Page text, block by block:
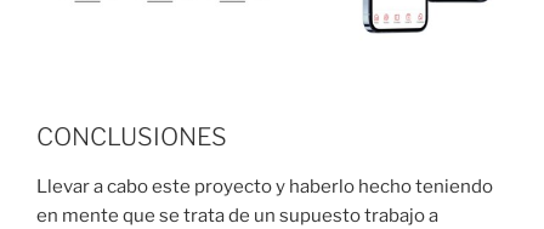
CONCLUSIONES
Llevar a cabo este proyecto y haberlo hecho teniendo
en mente que se trata de un supuesto trabajo a